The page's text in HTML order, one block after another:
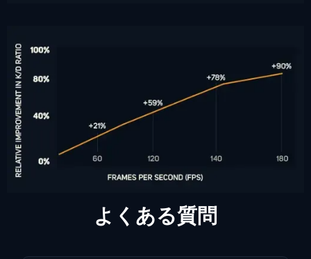
よくある質問